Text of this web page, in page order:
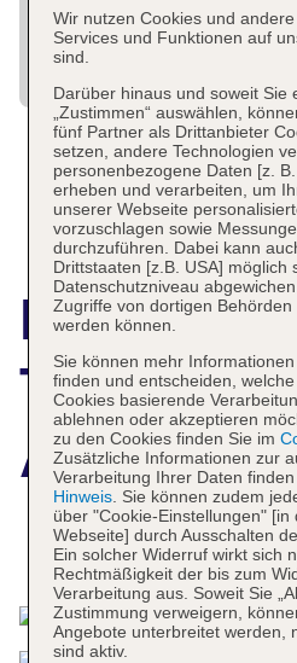
The
Das bietet Ihre
Wir nutzen Cookies und
Services und Funktionen auf
sind.
Darüber hinaus und soweit Sie
„Zustimmen“ auswählen,
fünf Partner als Drittanbieter
setzen, andere Technologien
personenbezogene Daten [z.
erheben und verarbeiten, um
unserer Webseite
vorzuschlagen sowie
durchzuführen. Dabei kann
Drittstaaten [z.B. USA] möglich
Datenschutzniveau
Zugriffe von dortigen
werden können.
Sie können mehr
finden und entscheiden,
Cookies basierende
ablehnen oder akzeptieren
zu den Cookies finden Sie im
Zusätzliche Informationen zur
Verarbeitung Ihrer Daten finden
Hinweis. Sie können zudem
über "Cookie-Einstellungen"
Webseite] durch Ausschalten
Ein solcher Widerruf wirkt sich
Rechtmäßigkeit der bis zum
Verarbeitung aus. Soweit Sie
Zustimmung verweigern,
Angebote unterbreitet werden,
sind aktiv.